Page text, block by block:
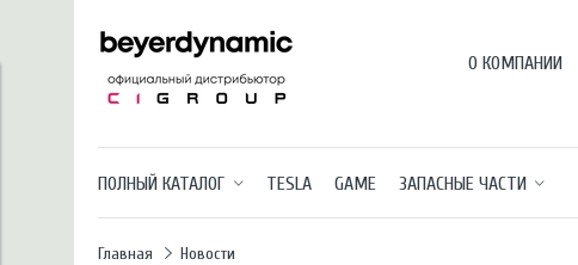
О КОМПАНИИ
ПОЛНЫЙ КАТАЛОГ TESLA GAME ЗАПАСНЫЕ ЧАСТИ
Главная Новости